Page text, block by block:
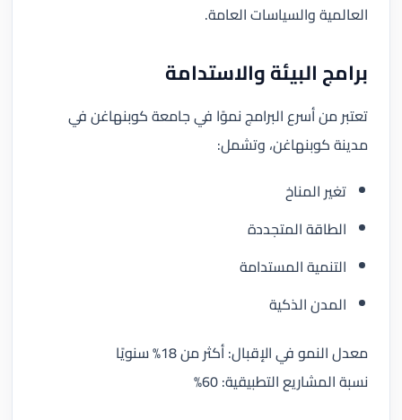
العالمية والسياسات العامة.
برامج البيئة والاستدامة
تعتبر من أسرع البرامج نموًا في جامعة كوبنهاغن في
مدينة كوبنهاغن، وتشمل:
تغير المناخ
الطاقة المتجددة
التنمية المستدامة
المدن الذكية
معدل النمو في الإقبال: أكثر من 18% سنويًا
نسبة المشاريع التطبيقية: 60%